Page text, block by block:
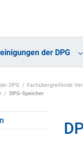
der DPG
DPG Fachübergreifende
DPG-Speicher